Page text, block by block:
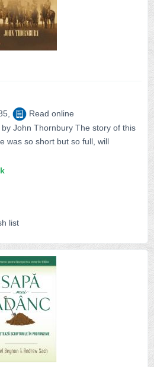
Read online
John Thornbury The story of this
was so short but so full, will
list